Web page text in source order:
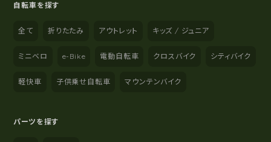
自転車を探す
全て 折りたたみ アウトレット キッズ / ジュニア
ミニベロ e-Bike 電動自転車 クロスバイク シティバイク
軽快車 子供乗せ自転車 マウンテンバイク
パーツを探す